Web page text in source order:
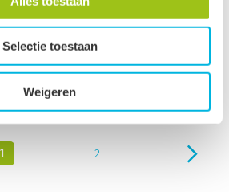
Selectie toestaan
Weigeren
Me, Myself and I roll on,
vanaf
€14,95
1 2